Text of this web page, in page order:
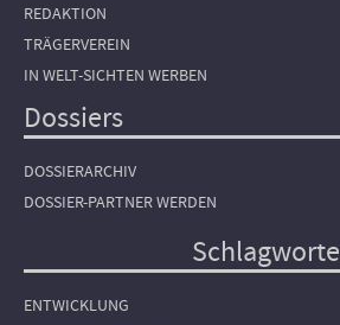
REDAKTION
TRÄGERVEREIN
IN WELT-SICHTEN WERBEN
Dossiers
DOSSIERARCHIV
DOSSIER-PARTNER WERDEN
Schlagworte
ENTWICKLUNG